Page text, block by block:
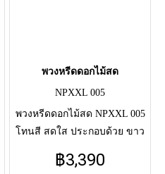
พวงหรีดดอกไม้สด
NPXXL 005
พวงหรีดดอกไม้สด NPXXL 005
โทนสี สดใส ประกอบด้วย ขาว
พวงหรีดดอกไม้สดแสดงความ
฿3,390